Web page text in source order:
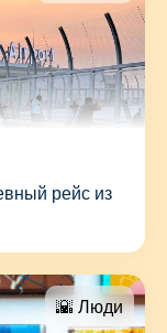
рейс из
🌇 Люди